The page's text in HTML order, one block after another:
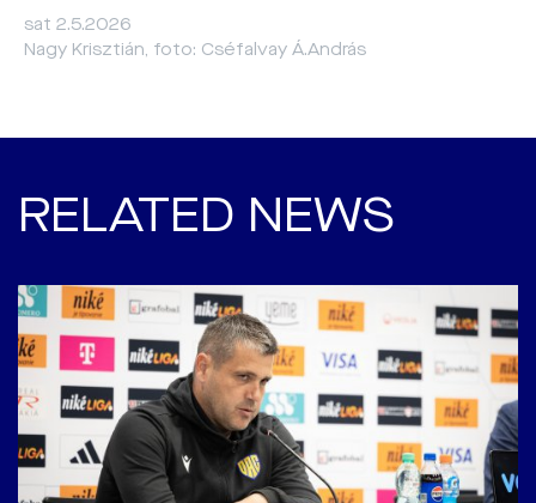
sat 2.5.2026
Nagy Krisztián, foto: Cséfalvay Á.András
RELATED NEWS